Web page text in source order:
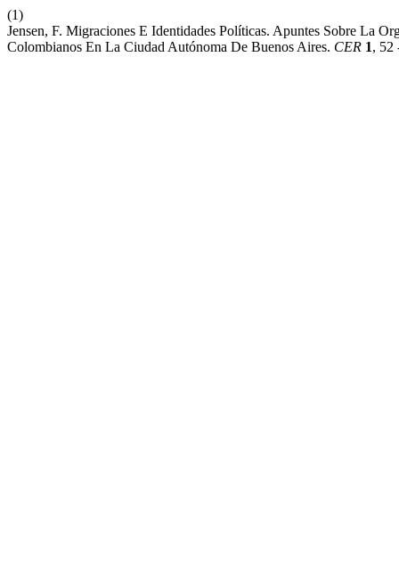
(1)
Jensen, F. Migraciones E Identidades Políticas. Apuntes Sobre La
Colombianos En La Ciudad Autónoma De Buenos Aires. CER 1, 52